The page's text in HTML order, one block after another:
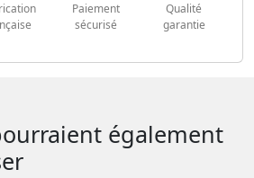
Paiement
sécurisé
Qualité
garantie
également